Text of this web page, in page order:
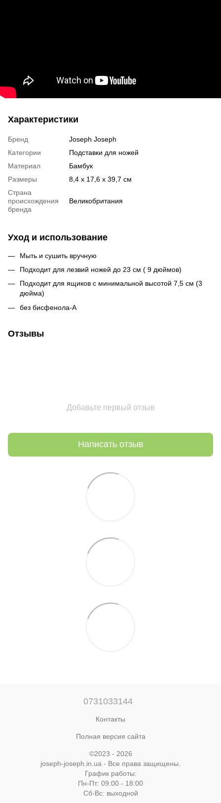
Характеристики
Бренд
Joseph Joseph
Категории
Подставки для ножей
Материал
Бамбук
Размеры
8,4 x 17,6 x 39,7 см
Страна
происхождения
бренда
Великобритания
Уход и использование
Мыть и сушить вручную
Подходит для лезвий ножей до 23 см ( 9 дюймов)
Подходит для ящиков с минимальной высотой 7,5 см (3
дюйма)
без бисфенола-А
Отзывы
Добавьте первый отзыв
Написать отзыв
0731033144
Контакты
Полная версия сайта
©2023 - 2026
joseph-joseph.in.ua - Все права защищены.
График работы:
Пн-Пт: 09:00 - 18:00
Cб-Вс: выходной